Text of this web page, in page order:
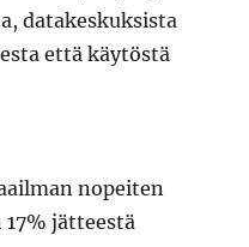
datakeskuksista
että käytöstä
nopeiten
jätteestä